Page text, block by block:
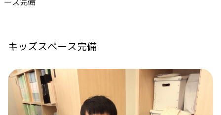
キッズスペース完備